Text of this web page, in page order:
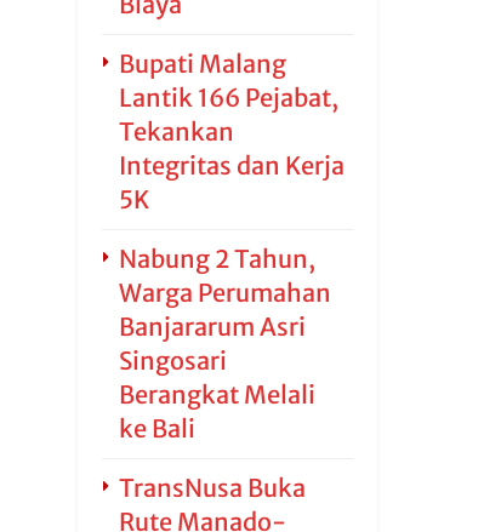
Bupati Malang
Lantik 166 Pejabat,
Tekankan
Integritas dan Kerja
5K
Nabung 2 Tahun,
Warga Perumahan
Banjararum Asri
Singosari
Berangkat Melali
ke Bali
TransNusa Buka
Rute Manado-